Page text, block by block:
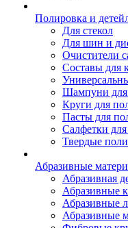
Полировка и
Для стекол
Для шин и
Очистители
Составы для
Шампуни для
Круги для
Пасты для
Салфетки
Твердые
Абразивные
Абразивная
Абразивные
Абразивные
Абразивные